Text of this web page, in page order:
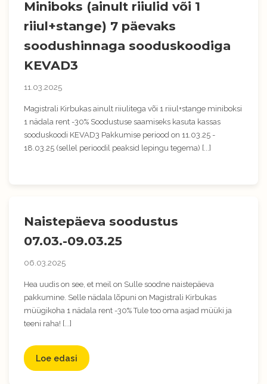
Miniboks (ainult riiulid või 1
riiul+stange) 7 päevaks
soodushinnaga sooduskoodiga
KEVAD3
11.03.2025
Magistrali Kirbukas ainult riiulitega või 1 riiul+stange miniboksi
1 nädala rent -30% Soodustuse saamiseks kasuta kassas
sooduskoodi KEVAD3 Pakkumise periood on 11.03.25 -
18.03.25 (sellel perioodil peaksid lepingu tegema) [...]
Naistepäeva soodustus
07.03.-09.03.25
06.03.2025
Hea uudis on see, et meil on Sulle soodne naistepäeva
pakkumine. Selle nädala lõpuni on Magistrali Kirbukas
müügikoha 1 nädala rent -30% Tule too oma asjad müüki ja
teeni raha! [...]
Loe edasi